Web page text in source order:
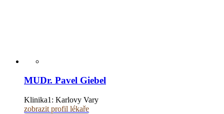
MUDr. Pavel Giebel
Klinika1: Karlovy Vary
zobrazit profil lékaře